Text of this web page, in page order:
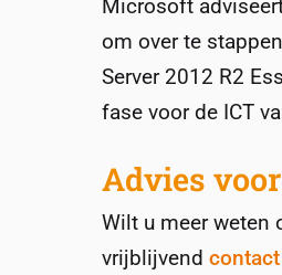
Microsoft
om over te
Server 2012 R2
fase voor de ICT
Advies
Wilt u meer weten
vrijblijvend contact